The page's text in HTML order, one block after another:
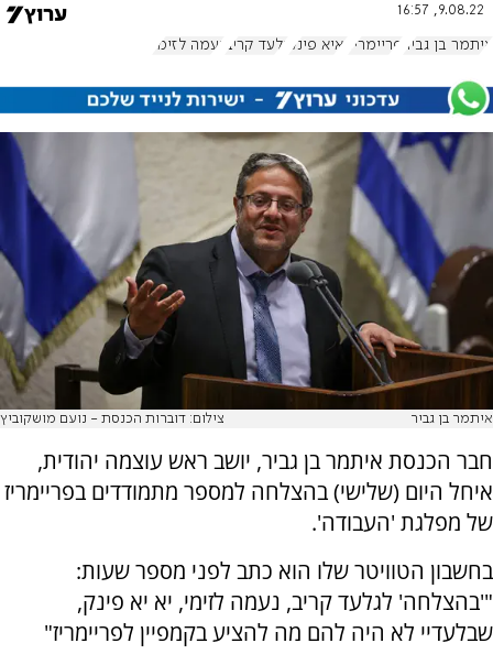
9.08.22, 16:57
איתמר בן גביר פריימריז יאיא פינק גלעד קריב נעמה לזימי
איתמר בן גביר צילום: דוברות הכנסת - נועם מושקוביץ
חבר הכנסת איתמר בן גביר, יושב ראש עוצמה יהודית,
איחל היום (שלישי) בהצלחה למספר מתמודדים בפריימריז
של מפלגת 'העבודה'.
בחשבון הטוויטר שלו הוא כתב לפני מספר שעות:
"'בהצלחה' לגלעד קריב, נעמה לזימי, יא יא פינק,
שבלעדיי לא היה להם מה להציע בקמפיין לפריימריז"